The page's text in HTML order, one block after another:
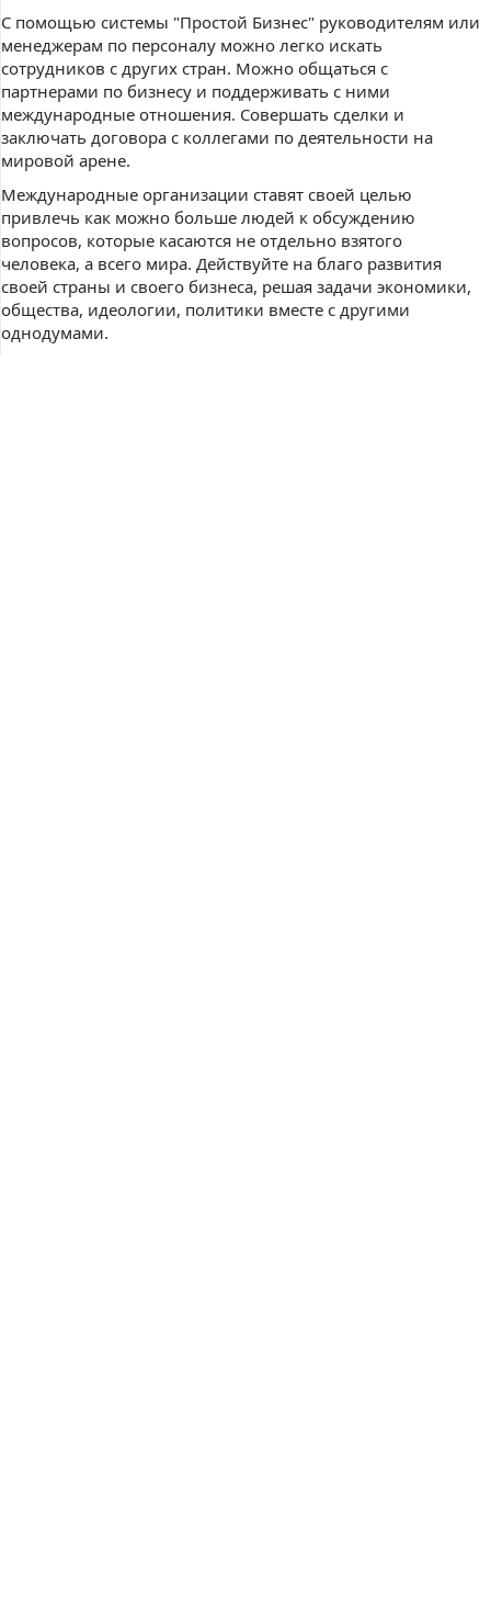
С помощью системы "Простой Бизнес" руководителям или
менеджерам по персоналу можно легко искать
сотрудников с других стран. Можно общаться с
партнерами по бизнесу и поддерживать с ними
международные отношения. Совершать сделки и
заключать договора с коллегами по деятельности на
мировой арене.
Международные организации ставят своей целью
привлечь как можно больше людей к обсуждению
вопросов, которые касаются не отдельно взятого
человека, а всего мира. Действуйте на благо развития
своей страны и своего бизнеса, решая задачи экономики,
общества, идеологии, политики вместе с другими
однодумами.